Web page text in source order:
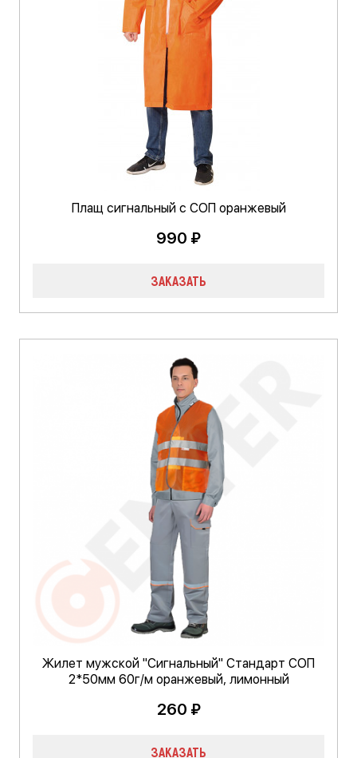
Плащ сигнальный с СОП оранжевый
990 ₽
ЗАКАЗАТЬ
Жилет мужской "Сигнальный" Стандарт СОП
2*50мм 60г/м оранжевый, лимонный
260 ₽
ЗАКАЗАТЬ